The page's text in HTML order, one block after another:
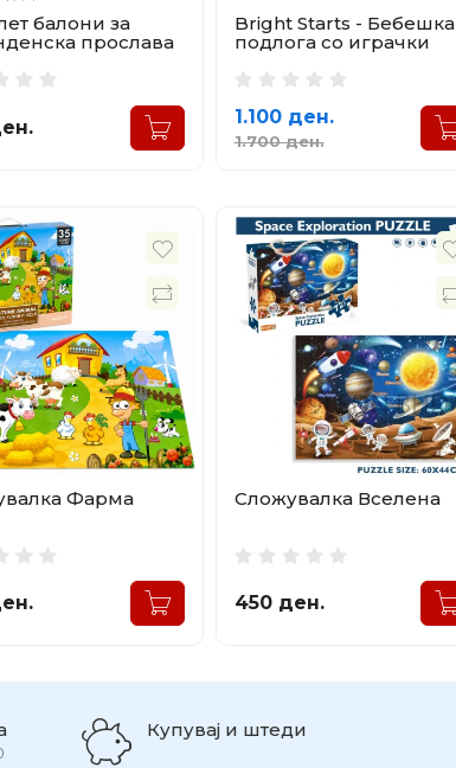
балони за
прослава
Bright Starts - Бебешка
подлога со играчки
1.100 ден.
1.700 ден.
Фарма Сложувалка Вселена
450 ден.
Купувај и штеди